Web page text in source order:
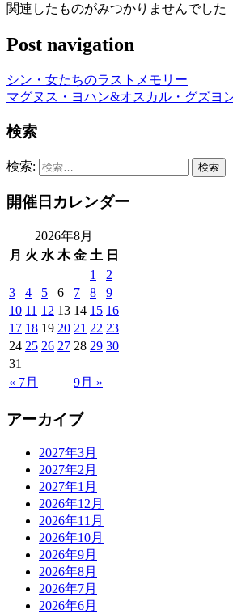
関連したものがみつかりませんでした
Post navigation
シン・女たちのラストメモリー
マグヌス・ヨハン&オスカル・グズヨ
検索
検索:
開催日カレンダー
2026年8月
月 火 水 木 金 土 日
« 7月 9月 »
1
2
3
4 5 6 7 8
9
10 11 12 13 14 15 16
17 18 19 20 21 22 23
24 25 26 27 28 29 30
31
アーカイブ
2027年3月
2027年2月
2027年1月
2026年12月
2026年11月
2026年10月
2026年9月
2026年8月
2026年7月
2026年6月